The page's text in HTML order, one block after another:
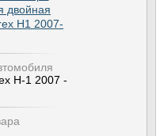
двойная
H1 2007-
H-1 2007 -